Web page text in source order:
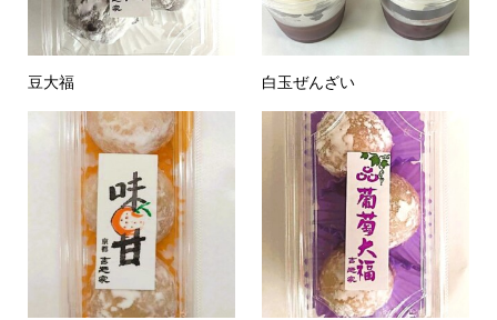
豆大福 白玉ぜんざい